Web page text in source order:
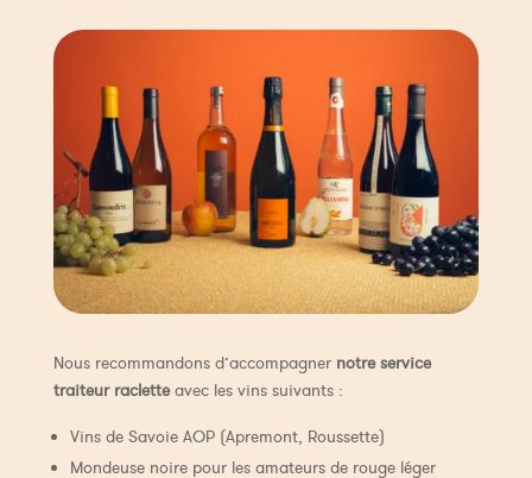
Nous recommandons d’accompagner notre service
traiteur racletteavec les vins suivants :
Vins de Savoie AOP (Apremont, Roussette)
Mondeuse noire pour les amateurs de rouge léger